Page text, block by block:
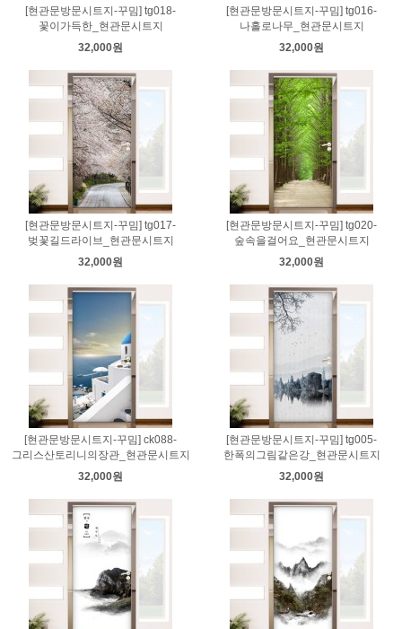
[현관문방문시트지-꾸밈] tg018-
꽃이가득한_현관문시트지
32,000원
[현관문방문시트지-꾸밈] tg016-
나홀로나무_현관문시트지
32,000원
[현관문방문시트지-꾸밈] tg017-
벚꽃길드라이브_현관문시트지
32,000원
[현관문방문시트지-꾸밈] tg020-
숲속을걸어요_현관문시트지
32,000원
[현관문방문시트지-꾸밈] ck088-
그리스산토리니의장관_현관문시트지
32,000원
[현관문방문시트지-꾸밈] tg005-
한폭의그림같은강_현관문시트지
32,000원